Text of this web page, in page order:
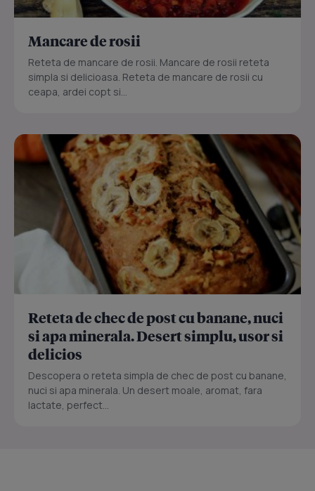
Mancare de rosii
Reteta de mancare de rosii. Mancare de rosii reteta
simpla si delicioasa. Reteta de mancare de rosii cu
ceapa, ardei copt si...
Reteta de chec de post cu banane, nuci
si apa minerala. Desert simplu, usor si
delicios
Descopera o reteta simpla de chec de post cu banane,
nuci si apa minerala. Un desert moale, aromat, fara
lactate, perfect...